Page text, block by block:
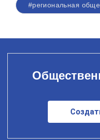
#региональная